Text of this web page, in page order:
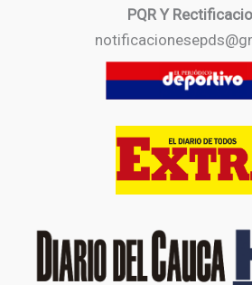
PQR Y